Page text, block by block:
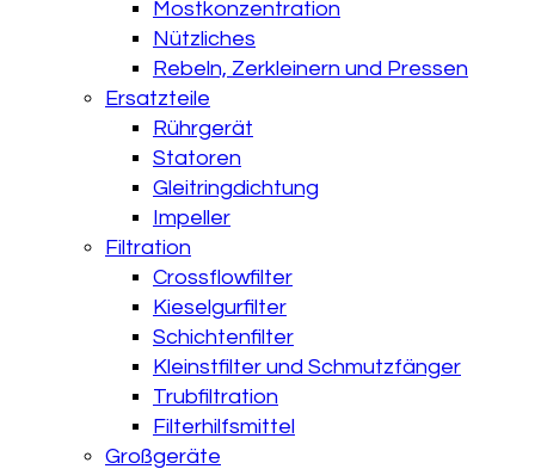
Mostkonzentration
Nützliches
Rebeln, Zerkleinern und Pressen
Ersatzteile
Rührgerät
Statoren
Gleitringdichtung
Impeller
Filtration
Crossflowfilter
Kieselgurfilter
Schichtenfilter
Kleinstfilter und Schmutzfänger
Trubfiltration
Filterhilfsmittel
Großgeräte